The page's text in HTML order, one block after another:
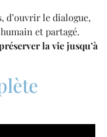
d’ouvrir le dialogue,
et partagé.
la vie jusqu’à